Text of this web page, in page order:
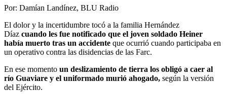
Por: Damían Landínez, BLU Radio
El dolor y la incertidumbre tocó a la familia Hernández
Díaz cuando les fue notificado que el joven soldado Heiner
había muerto tras un accidente que ocurrió cuando participaba en
un operativo contra las disidencias de las Farc.
En ese momento un deslizamiento de tierra los obligó a caer al
río Guaviare y el uniformado murió ahogado, según la versión
del Ejército.